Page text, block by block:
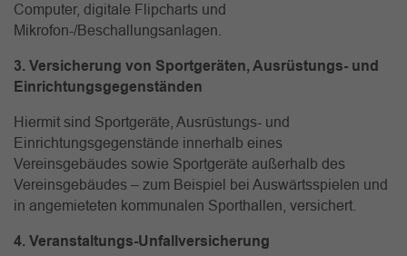
Computer, digitale Flipcharts und
Mikrofon-/Beschallungsanlagen.
3. Versicherung von Sportgeräten, Ausrüstungs- und
Einrichtungsgegenständen
Hiermit sind Sportgeräte, Ausrüstungs- und
Einrichtungsgegenstände innerhalb eines
Vereinsgebäudes sowie Sportgeräte außerhalb des
Vereinsgebäudes – zum Beispiel bei Auswärtsspielen und
in angemieteten kommunalen Sporthallen, versichert.
4. Veranstaltungs-Unfallversicherung